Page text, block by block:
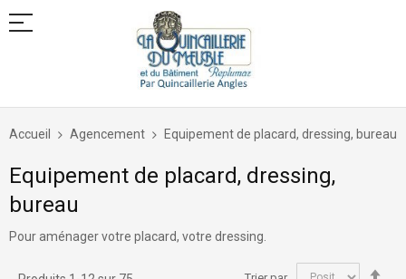
Allez
contenu
Accueil Agencement Equipement de placard, dressing, bureau
Equipement de placard, dressing,
bureau
Pour aménager votre placard, votre dressing.